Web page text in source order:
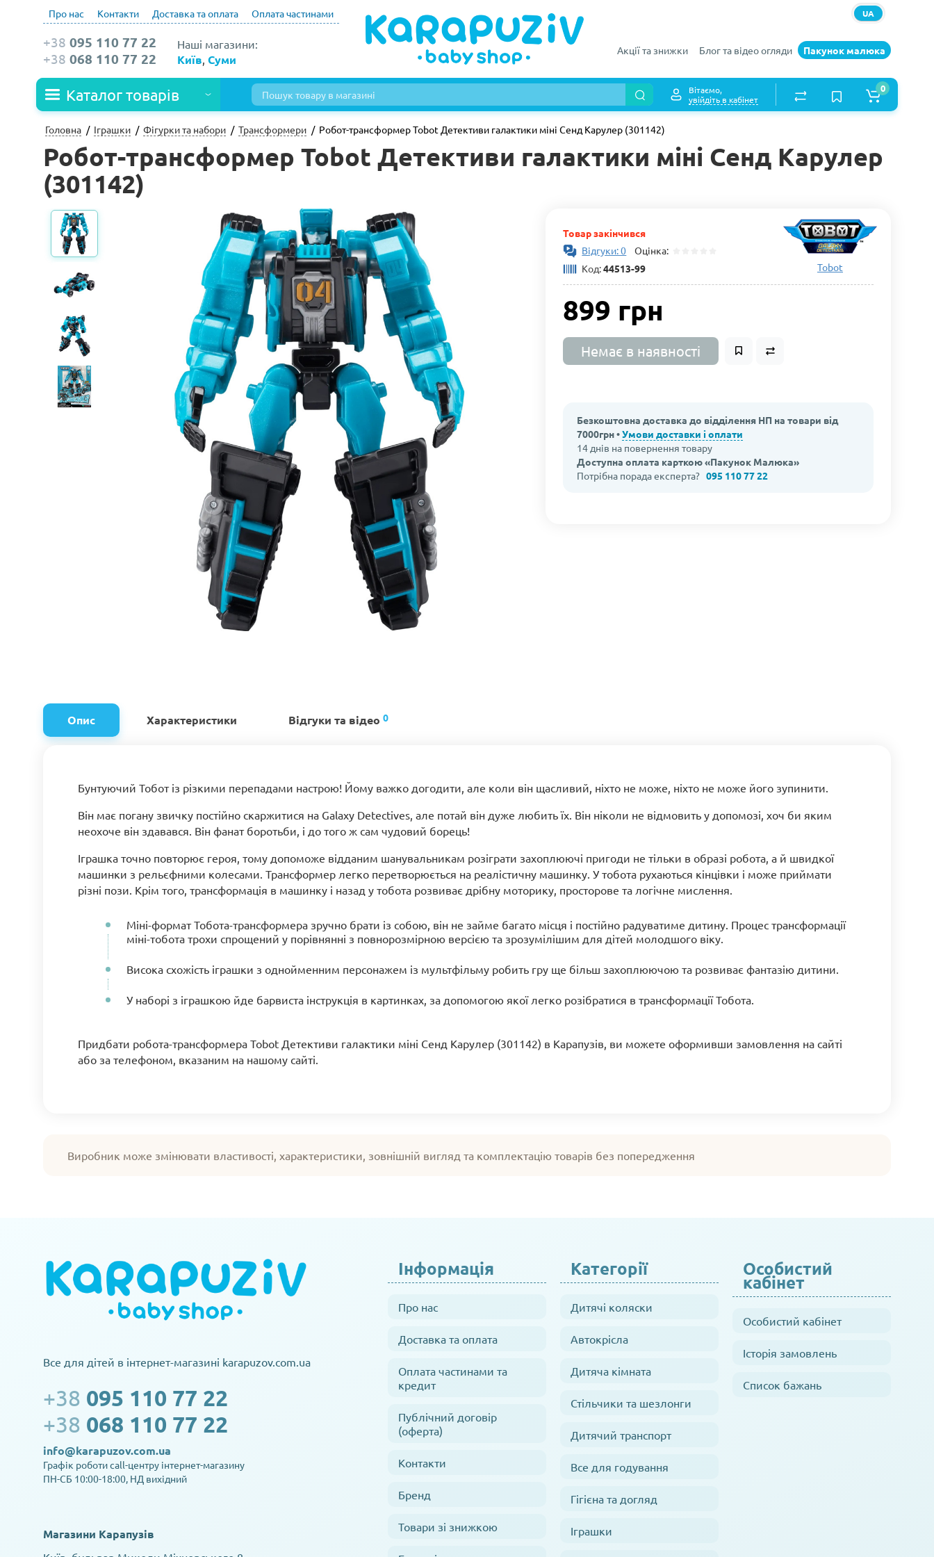
Про нас Контакти Доставка та оплата Оплата частинами UA
Наші магазини:
Київ Суми
+38 095 110 77 22
+38 068 110 77 22
Акції та знижки Блог та відео огляди Пакунок малюка
Каталог товарів
Вітаємо,
увійдіть в кабінет
0
Головна Іграшки Фігурки та набори Трансформери Робот-трансформер Tobot Детективи галактики міні Сенд Карулер (301142)
Робот-трансформер Tobot Детективи галактики міні Сенд Карулер
(301142)
Товар закінчився
Відгуки: 0 Оцінка:
Код:44513-99 Tobot
899 грн
Немає в наявності
Безкоштовна доставка до відділення НП на товари від
7000грн •Умови доставки і оплати
14 днів на повернення товару
Доступна оплата карткою «Пакунок Малюка»
Потрібна порада експерта?095 110 77 22
Опис Характеристики Відгуки та відео 0
Бунтуючий Тобот із різкими перепадами настрою! Йому важко догодити, але коли він щасливий, ніхто не може, ніхто не може його зупинити.
Він має погану звичку постійно скаржитися на Galaxy Detectives, але потай він дуже любить їх. Він ніколи не відмовить у допомозі, хоч би яким
неохоче він здавався. Він фанат боротьби, і до того ж сам чудовий борець!
Іграшка точно повторює героя, тому допоможе відданим шанувальникам розіграти захоплюючі пригоди не тільки в образі робота, а й швидкої
машинки з рельєфними колесами. Трансформер легко перетворюється на реалістичну машинку. У тобота рухаються кінцівки і може приймати
різні пози. Крім того, трансформація в машинку і назад у тобота розвиває дрібну моторику, просторове та логічне мислення.
Міні-формат Тобота-трансформера зручно брати із собою, він не займе багато місця і постійно радуватиме дитину. Процес трансформації
міні-тобота трохи спрощений у порівнянні з повнорозмірною версією та зрозумілішим для дітей молодшого віку.
Висока схожість іграшки з однойменним персонажем із мультфільму робить гру ще більш захоплюючою та розвиває фантазію дитини.
У наборі з іграшкою йде барвиста інструкція в картинках, за допомогою якої легко розібратися в трансформації Тобота.
Придбати робота-трансформера Tobot Детективи галактики міні Сенд Карулер (301142) в Карапузів, ви можете оформивши замовлення на сайті
або за телефоном, вказаним на нашому сайті.
Виробник може змінювати властивості, характеристики, зовнішній вигляд та комплектацію товарів без попередження
Все для дітей в інтернет-магазині karapuzov.com.ua
+38 095 110 77 22
+38 068 110 77 22
info@karapuzov.com.ua
Графік роботи call-центру інтернет-магазину
ПН-СБ 10:00-18:00, НД вихідний
Магазини Карапузів
Інформація
Про нас
Доставка та оплата
Оплата частинами та
кредит
Публічний договір
(оферта)
Контакти
Бренд
Товари зі знижкою
Категорії
Дитячі коляски
Автокрісла
Дитяча кімната
Стільчики та шезлонги
Дитячий транспорт
Все для годування
Гігієна та догляд
Іграшки
Особистий
кабінет
Особистий кабінет
Історія замовлень
Список бажань